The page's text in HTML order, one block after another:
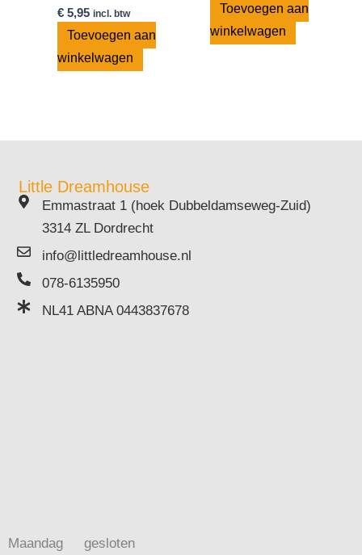
€ 5,95 incl. btw
Toevoegen aan
winkelwagen
Toevoegen aan
winkelwagen
Little Dreamhouse
Emmastraat 1 (hoek Dubbeldamseweg-Zuid)
3314 ZL Dordrecht
info@littledreamhouse.nl
078-6135950
NL41 ABNA 0443837678
Maandag gesloten